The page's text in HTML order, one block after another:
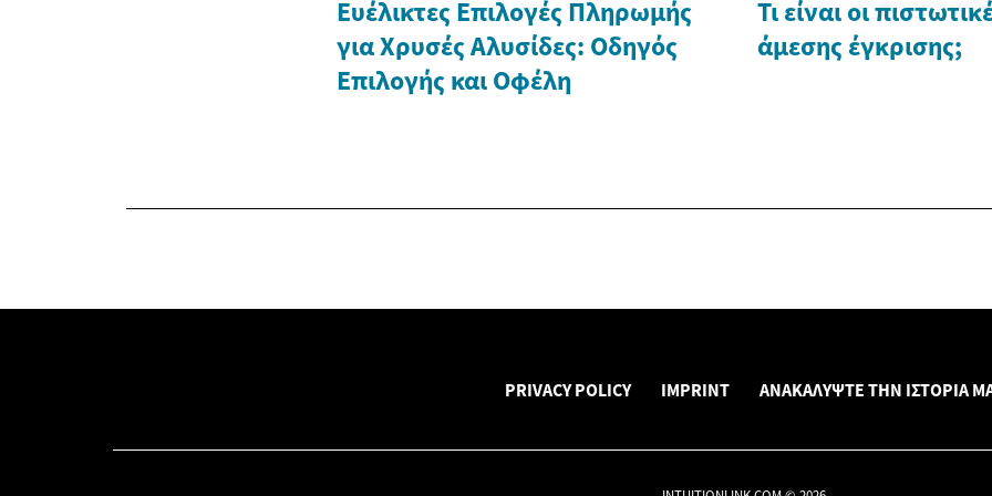
Ευέλικτες Επιλογές Πληρωμής
για Χρυσές Αλυσίδες: Οδηγός
Επιλογής και Οφέλη
Τι είναι οι
άμεσης έγκρισης;
PRIVACY POLICY IMPRINT ΑΝΑΚΑΛΎΨΤΕ ΤΗΝ ΙΣΤΟΡΊΑ